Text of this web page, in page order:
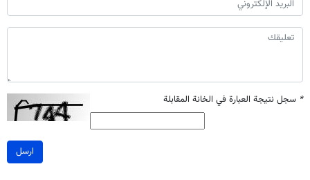
* سجل نتيجة العبارة في الخانة المقابلة
ارسل